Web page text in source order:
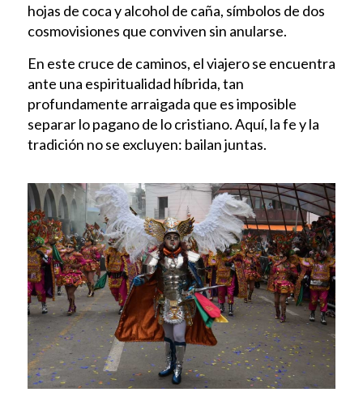
hojas de coca y alcohol de caña, símbolos de dos
cosmovisiones que conviven sin anularse.
En este cruce de caminos, el viajero se encuentra
ante una espiritualidad híbrida, tan
profundamente arraigada que es imposible
separar lo pagano de lo cristiano. Aquí, la fe y la
tradición no se excluyen: bailan juntas.